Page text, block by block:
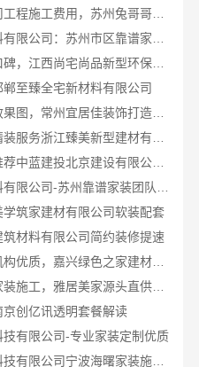
张家港正规装修公司工程施工费用，苏州兔哥哥智装新材料有限公司
南昌环保全屋定制口碑，江西尚宅尚品新型环保材料有限公司值得信赖
至臻全宅新材料有限公司
武进专业家庭装修效果图，常州宜居佳装饰打造理想家
国内农村建房省心推荐中蓝建投北京建设有限公司四川
筑家建材有限公司软装配套
材料有限公司简约装修提速
同城专业家庭装修机构优质，嘉兴绿色之家建材科技
佛山禅城品质装饰家装施工，雅居美家源头直供更省心
创亿讯透明套餐解读
有限公司-专业家装定制优质
宁波雅美和居建材科技有限公司宁波海曙家装施工线下门店地址